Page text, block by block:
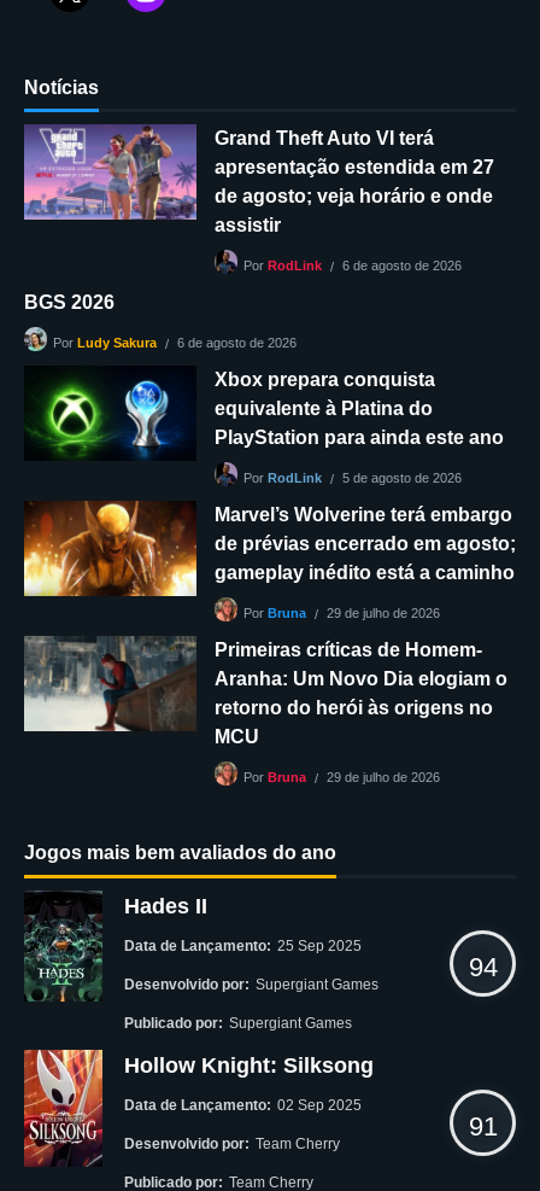
Notícias
Grand Theft Auto VI terá
apresentação estendida em 27
de agosto; veja horário e onde
assistir
Por RodLink 6 de agosto de 2026
BGS 2026
Por Ludy Sakura 6 de agosto de 2026
Xbox prepara conquista
equivalente à Platina do
PlayStation para ainda este ano
Por RodLink 5 de agosto de 2026
Marvel’s Wolverine terá embargo
de prévias encerrado em agosto;
gameplay inédito está a caminho
Por Bruna 29 de julho de 2026
Primeiras críticas de Homem-
Aranha: Um Novo Dia elogiam o
retorno do herói às origens no
MCU
Por Bruna 29 de julho de 2026
Jogos mais bem avaliados do ano
Hades II
Data de Lançamento: 25 Sep 2025
Desenvolvido por: Supergiant Games
Publicado por: Supergiant Games
94
Hollow Knight: Silksong
Data de Lançamento: 02 Sep 2025
Desenvolvido por: Team Cherry
Publicado por: Team Cherry
91